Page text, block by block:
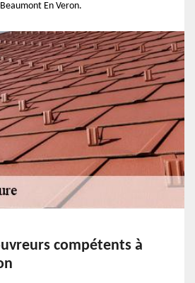
En Veron.
compétents à